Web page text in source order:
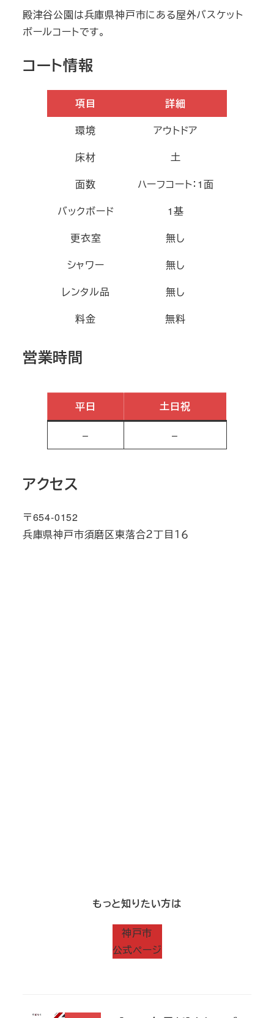
殿津谷公園は兵庫県神戸市にある屋外バスケット
ボールコートです。
コート情報
項目
詳細
環境
アウトドア
床材
土
面数
ハーフコート：1面
バックボード
1基
更衣室
無し
シャワー
無し
レンタル品
無し
料金
無料
営業時間
平日 土日祝
– –
アクセス
〒654-0152
兵庫県神戸市須磨区東落合２丁目１６
もっと知りたい方は
神戸市
公式ページ